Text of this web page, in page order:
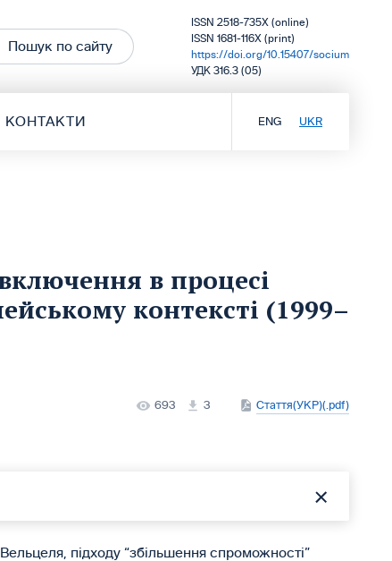
Пошук по сайту
ISSN 2518-735X (online)
ISSN 1681-116X (print)
https://doi.org/10.15407/socium
УДК 316.3 (05)
КОНТАКТИ ENG UKR
в процесі
контексті (1999–
693 3 Стаття(УКР)(.pdf)
Вельцеля, підходу “збільшення спроможності”